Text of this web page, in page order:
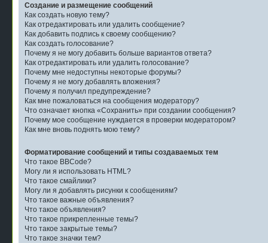
Создание и размещение сообщений
Как создать новую тему?
Как отредактировать или удалить сообщение?
Как добавить подпись к своему сообщению?
Как создать голосование?
Почему я не могу добавить больше вариантов ответа?
Как отредактировать или удалить голосование?
Почему мне недоступны некоторые форумы?
Почему я не могу добавлять вложения?
Почему я получил предупреждение?
Как мне пожаловаться на сообщения модератору?
Что означает кнопка «Сохранить» при создании сообщения?
Почему мое сообщение нуждается в проверки модератором?
Как мне вновь поднять мою тему?
Форматирование сообщений и типы создаваемых тем
Что такое BBCode?
Могу ли я использовать HTML?
Что такое смайлики?
Могу ли я добавлять рисунки к сообщениям?
Что такое важные объявления?
Что такое объявления?
Что такое прикрепленные темы?
Что такое закрытые темы?
Что такое значки тем?